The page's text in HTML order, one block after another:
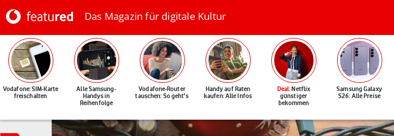
Das Magazin für digitale Kultur
Vodafone: SIM-Karte
freischalten
Alle Samsung-
Handys in
Reihenfolge
Vodafone-Router
tauschen: So geht's
Handy auf Raten
kaufen: Alle Infos
Deal: Netflix
günstiger
bekommen
Samsung Galaxy
S26: Alle Preise